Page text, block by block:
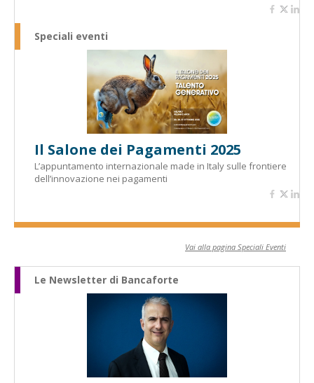
Speciali eventi
Il Salone dei Pagamenti 2025
L’appuntamento internazionale made in Italy sulle frontiere
dell’innovazione nei pagamenti
Vai alla pagina Speciali Eventi
Le Newsletter di Bancaforte